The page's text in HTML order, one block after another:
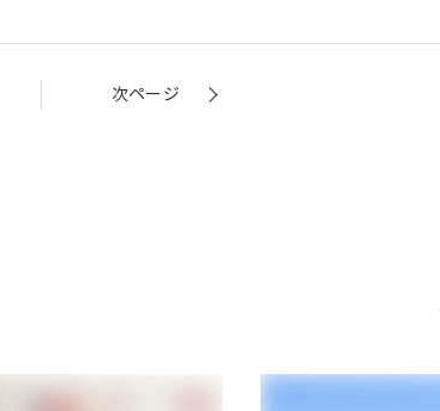
次ページ